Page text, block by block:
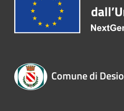
Comune di Desio